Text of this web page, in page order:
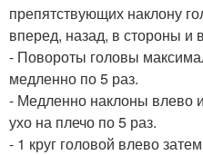
препятствующих наклону
вперед, назад, в стороны и
- Повороты головы
медленно по 5 раз.
- Медленно наклоны влево
ухо на плечо по 5 раз.
- 1 круг головой влево